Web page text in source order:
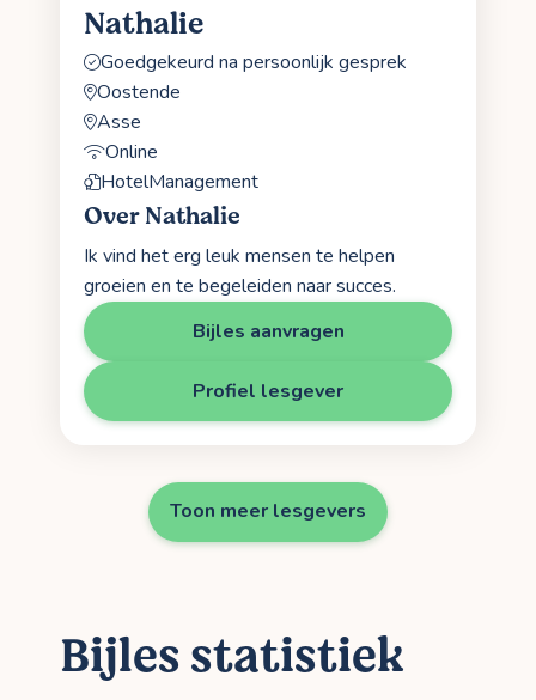
Nathalie
Goedgekeurd na persoonlijk gesprek
Oostende
Asse
Online
HotelManagement
Over Nathalie
Ik vind het erg leuk mensen te helpen
groeien en te begeleiden naar succes.
Bijles aanvragen
Profiel lesgever
Toon meer lesgevers
Bijles statistiek